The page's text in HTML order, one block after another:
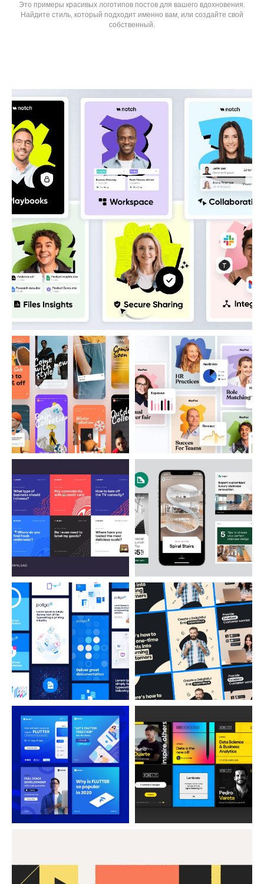
Это примеры красивых логотипов постов для вашего вдохновения.
Найдите стиль, который подходит именно вам, или создайте свой
собственный.